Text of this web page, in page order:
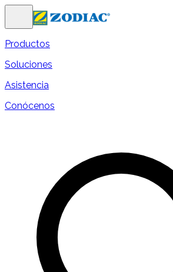
Productos
Soluciones
Asistencia
Conócenos